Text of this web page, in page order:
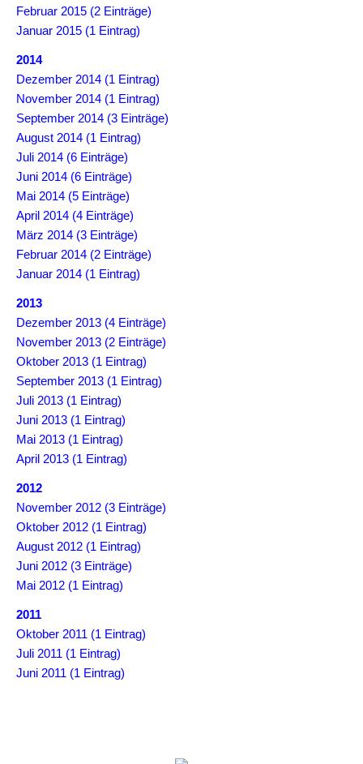
Februar 2015 (2 Einträge)
Januar 2015 (1 Eintrag)
2014
Dezember 2014 (1 Eintrag)
November 2014 (1 Eintrag)
September 2014 (3 Einträge)
August 2014 (1 Eintrag)
Juli 2014 (6 Einträge)
Juni 2014 (6 Einträge)
Mai 2014 (5 Einträge)
April 2014 (4 Einträge)
März 2014 (3 Einträge)
Februar 2014 (2 Einträge)
Januar 2014 (1 Eintrag)
2013
Dezember 2013 (4 Einträge)
November 2013 (2 Einträge)
Oktober 2013 (1 Eintrag)
September 2013 (1 Eintrag)
Juli 2013 (1 Eintrag)
Juni 2013 (1 Eintrag)
Mai 2013 (1 Eintrag)
April 2013 (1 Eintrag)
2012
November 2012 (3 Einträge)
Oktober 2012 (1 Eintrag)
August 2012 (1 Eintrag)
Juni 2012 (3 Einträge)
Mai 2012 (1 Eintrag)
2011
Oktober 2011 (1 Eintrag)
Juli 2011 (1 Eintrag)
Juni 2011 (1 Eintrag)